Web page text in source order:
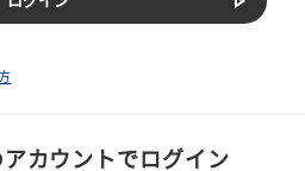
カウントでログイン